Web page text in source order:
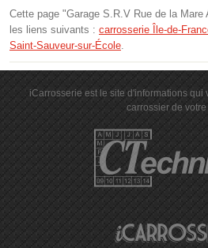
Cette page "Garage S.R.V Rue de la
les liens suivants : carrosserie Île-de-
Saint-Sauveur-sur-École
iCarrosserie est le site d'informations qui
carrossier de votre